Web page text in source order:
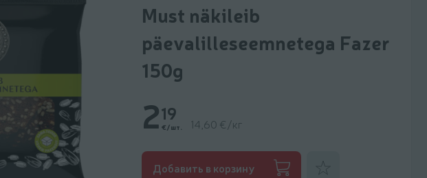
Must näkileib
päevalilleseemnetega Fazer
150g
219
€/шт. 14,60 €/кг
Добавить в корзину